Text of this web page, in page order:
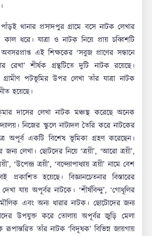
থানার প্রসাদপুর গ্রামে বসে নাটক লেখার
ধরে। যাত্রা ও নাটক নিয়ে প্রায় চব্বিশটি
এই শিক্ষকের ‘সবুজ প্রাণের সন্ধানে
শীর্ষক গ্রন্থটিতে দুটি নাটক রয়েছে।
পটভূমির উপর লেখা তাঁর যাত্রা নাটক
হয়েছে।
দাসের লেখা নাটক মঞ্চস্থ করেছে অনেক
নিজের স্কুলে নাট্যদল তৈরি করে নাটকের
অপূর্ব একটি বিশেষ ভূমিকা গ্রহণ করেছেন।
লেখা। ছোটদের নিয়ে ‘ত্রয়ী’, ‘আরো ত্রয়ী’,
‘উপেন্দ্র ত্রয়ী’, ‘বন্দ্যোপাধ্যায় ত্রয়ী’ নামে বেশ
হয়েছে। বিজ্ঞানচেতনার বিস্তারের
যায় অপূর্বর নাটকে। ‘শীর্ষবিন্দু’, ‘গোধূলির
এবং অন্য ধারার নাটক। ছোটোদের জন্য
উপযুক্ত করে তোলায় অপূর্বর জুড়ি মেলা
রূপান্তরিত তাঁর নাটক ‘বিদূষক’ বিভিন্ন জায়গায়